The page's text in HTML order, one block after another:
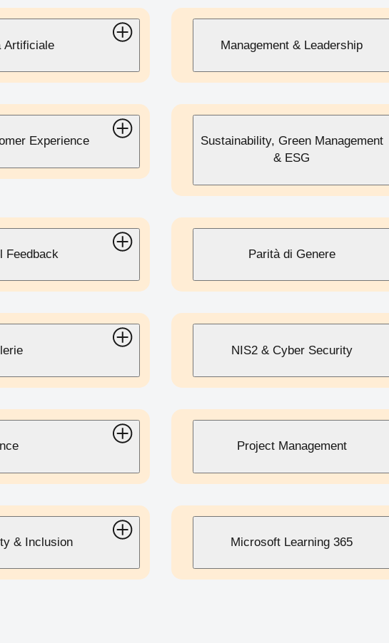
Artificiale Management & Leadership
Experience
Sustainability, Green Management
& ESG
Feedback Parità di Genere
NIS2 & Cyber Security
Project Management
& Inclusion Microsoft Learning 365